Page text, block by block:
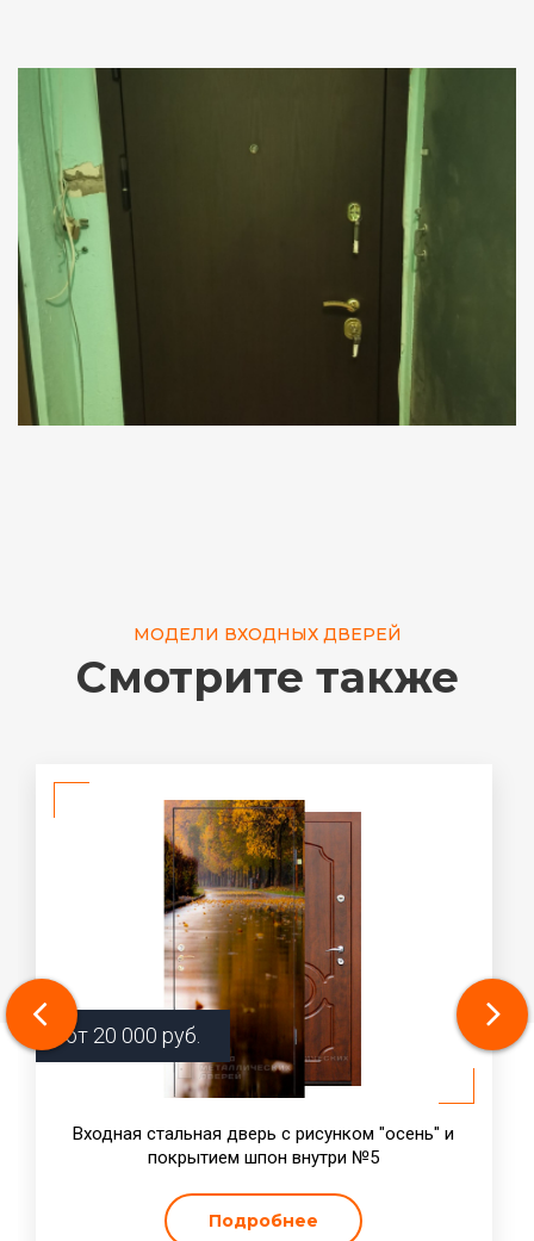
МОДЕЛИ ВХОДНЫХ ДВЕРЕЙ
Смотрите также
от 20 000 руб.
Входная стальная дверь с рисунком "осень" и
покрытием шпон внутри №5
Подробнее